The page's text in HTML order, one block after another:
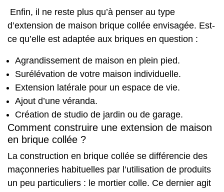
Enfin, il ne reste plus qu’à penser au type
d’extension de maison brique collée envisagée. Est-
ce qu’elle est adaptée aux briques en question :
Agrandissement de maison en plein pied.
Surélévation de votre maison individuelle.
Extension latérale pour un espace de vie.
Ajout d’une véranda.
Création de studio de jardin ou de garage.
Comment construire une extension de maison
en brique collée ?
La construction en brique collée se différencie des
maçonneries habituelles par l’utilisation de produits
un peu particuliers : le mortier colle. Ce dernier agit